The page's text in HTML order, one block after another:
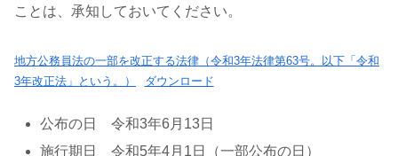
ことは、承知しておいてください。
地方公務員法の一部を改正する法律（令和3年法律第63号。以下「令和
3年改正法」という。）
ダウンロード
公布の日 令和3年6月13日
施行期日 令和5年4月1日（一部公布の日）